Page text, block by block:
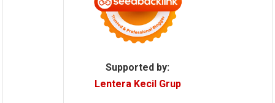
Supported by:
Lentera Kecil Grup